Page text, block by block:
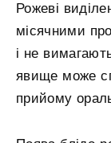
Рожеві
місячними
і не
явище може
прийому